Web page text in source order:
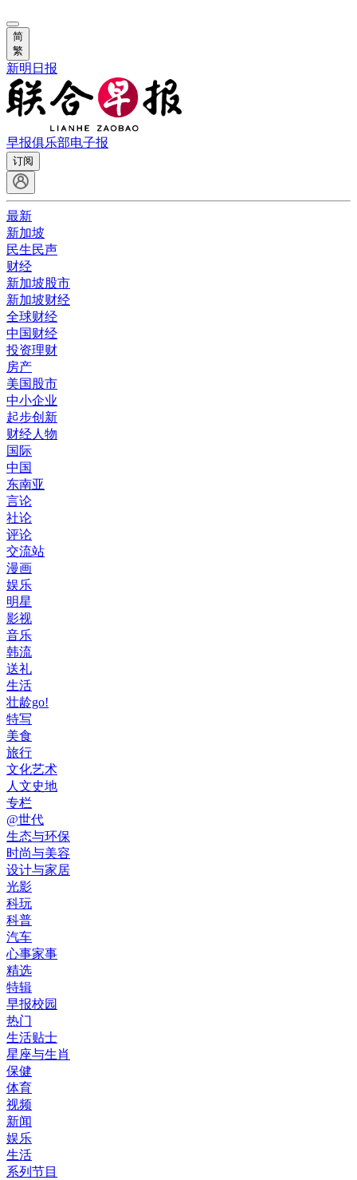
简
繁
新明日报
早报俱乐部电子报
订阅
最新
新加坡
民生民声
财经
新加坡股市
新加坡财经
全球财经
中国财经
投资理财
房产
美国股市
中小企业
起步创新
财经人物
国际
中国
东南亚
言论
社论
评论
交流站
漫画
娱乐
明星
影视
音乐
韩流
送礼
生活
壮龄go!
特写
美食
旅行
文化艺术
人文史地
专栏
@世代
生态与环保
时尚与美容
设计与家居
光影
科玩
科普
汽车
心事家事
精选
特辑
早报校园
热门
生活贴士
星座与生肖
保健
体育
视频
新闻
娱乐
生活
系列节目